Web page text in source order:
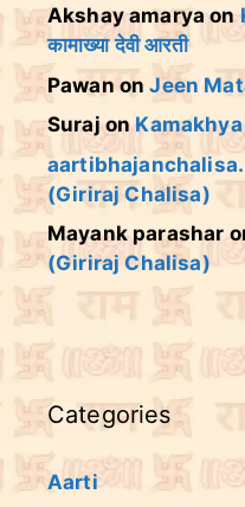
Akshay amarya on
कामाख्या देवी आरती
Pawan onJeen
SurajonKamakhya
(Giriraj Chalisa)
Mayank parashar
(Giriraj Chalisa)
Categories
Aarti